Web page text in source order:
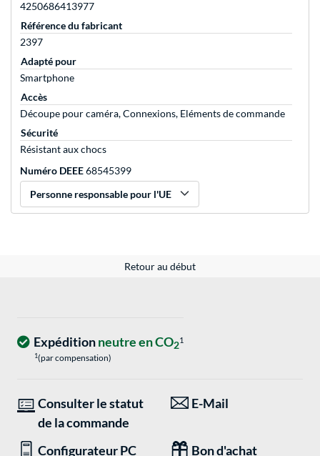
4250686413977
Référence du fabricant
2397
Adapté pour
Smartphone
Accès
Découpe pour caméra, Connexions, Eléments de commande
Sécurité
Résistant aux chocs
Numéro DEEE68545399
Personne responsable pour l'UE
Retour au début
Expéditionneutre en CO21
1(par compensation)
Consulter le statut
de la commande
E-Mail
Configurateur PC Bon d'achat